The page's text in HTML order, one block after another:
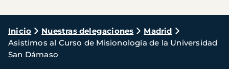
Ruta
de
navegación
Inicio Nuestras delegaciones
Madrid
Asistimos al Curso de Misionología de la Universidad
San Dámaso